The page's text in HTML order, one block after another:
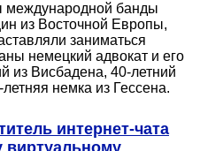
международной банды
из Восточной Европы,
заниматься
немецкий адвокат и его
из Висбадена, 40-летний
немка из Гессена.
интернет-чата
виртуальному